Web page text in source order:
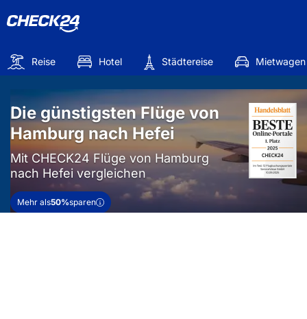
Reise Hotel Städtereise Mietwagen
Die günstigsten Flüge von
Hamburg nach Hefei
Mit CHECK24 Flüge von Hamburg
nach Hefei vergleichen
Mehr als50%sparen